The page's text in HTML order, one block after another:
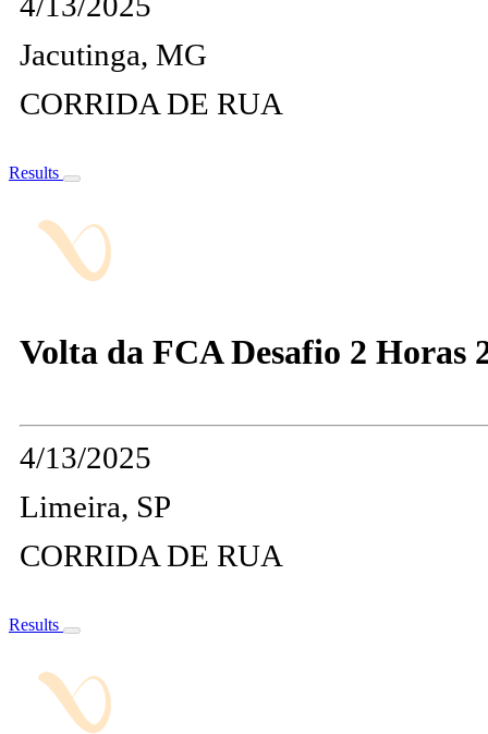
Jacutinga, MG
CORRIDA DE RUA
Results
Volta da FCA Desafio 2 Horas
4/13/2025
Limeira, SP
CORRIDA DE RUA
Results